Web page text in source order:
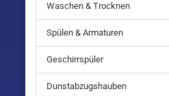
Waschen & Trocknen
Spülen & Armaturen
Geschirrspüler
Dunstabzugshauben